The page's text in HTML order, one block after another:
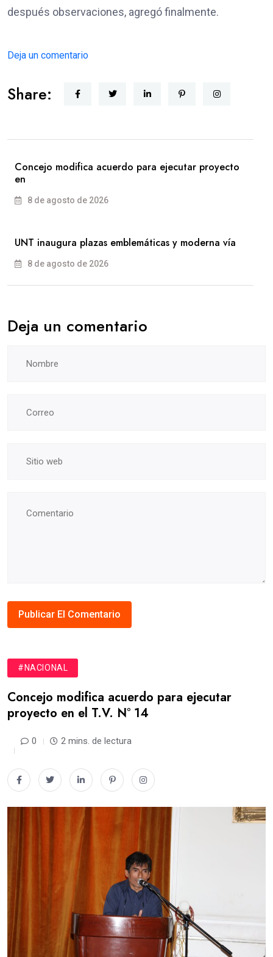
después observaciones, agregó finalmente.
Deja un comentario
Share:
Concejo modifica acuerdo para ejecutar proyecto
en
8 de agosto de 2026
UNT inaugura plazas emblemáticas y moderna vía
8 de agosto de 2026
Deja un comentario
#NACIONAL
Concejo modifica acuerdo para ejecutar
proyecto en el T.V. N° 14
0 2 mins. de lectura